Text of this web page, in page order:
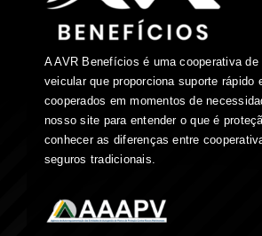
A AVR Benefícios é uma cooperativa de
veicular que proporciona suporte rápido
cooperados em momentos de
nosso site para entender o que é
conhecer as diferenças entre
seguros tradicionais.